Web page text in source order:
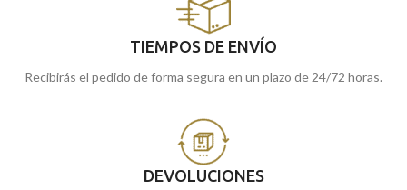
TIEMPOS DE ENVÍO
Recibirás el pedido de forma segura en un plazo de 24/72 horas.
DEVOLUCIONES